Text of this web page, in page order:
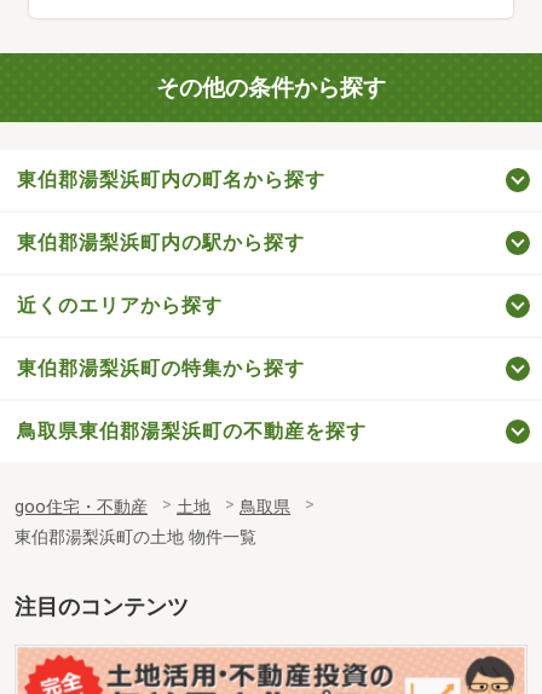
その他の条件から探す
東伯郡湯梨浜町内の町名から探す
東伯郡湯梨浜町内の駅から探す
近くのエリアから探す
東伯郡湯梨浜町の特集から探す
鳥取県東伯郡湯梨浜町の不動産を探す
goo住宅・不動産 土地
鳥取県
東伯郡湯梨浜町の土地 物件一覧
注目のコンテンツ